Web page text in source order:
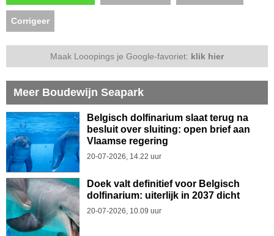
Corrigeer
Maak Looopings je Google-favoriet: klik hier
Meer Boudewijn Seapark
Belgisch dolfinarium slaat terug na
besluit over sluiting: open brief aan
Vlaamse regering
20-07-2026, 14.22 uur
Doek valt definitief voor Belgisch
dolfinarium: uiterlijk in 2037 dicht
20-07-2026, 10.09 uur